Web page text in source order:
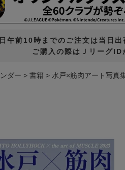
午前10時までのご注文は当日出
ご購入の際はＪリーグID
ダー 書籍 水戸×筋肉アート写真